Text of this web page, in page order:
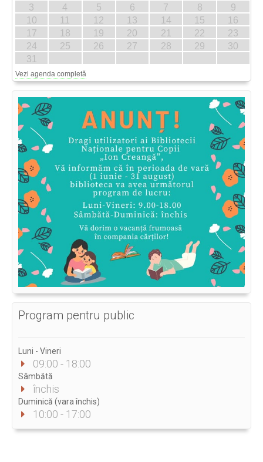
3
4 5 6 7 8
9
10
11 12 13 14 15
16
17
18 19 20 21 22
23
24
25 26 27 28 29
30
31
Vezi agenda completă
Program pentru public
Luni - Vineri
09:00 - 18:00
Sâmbătă
închis
Duminică (vara închis)
10:00 - 17:00